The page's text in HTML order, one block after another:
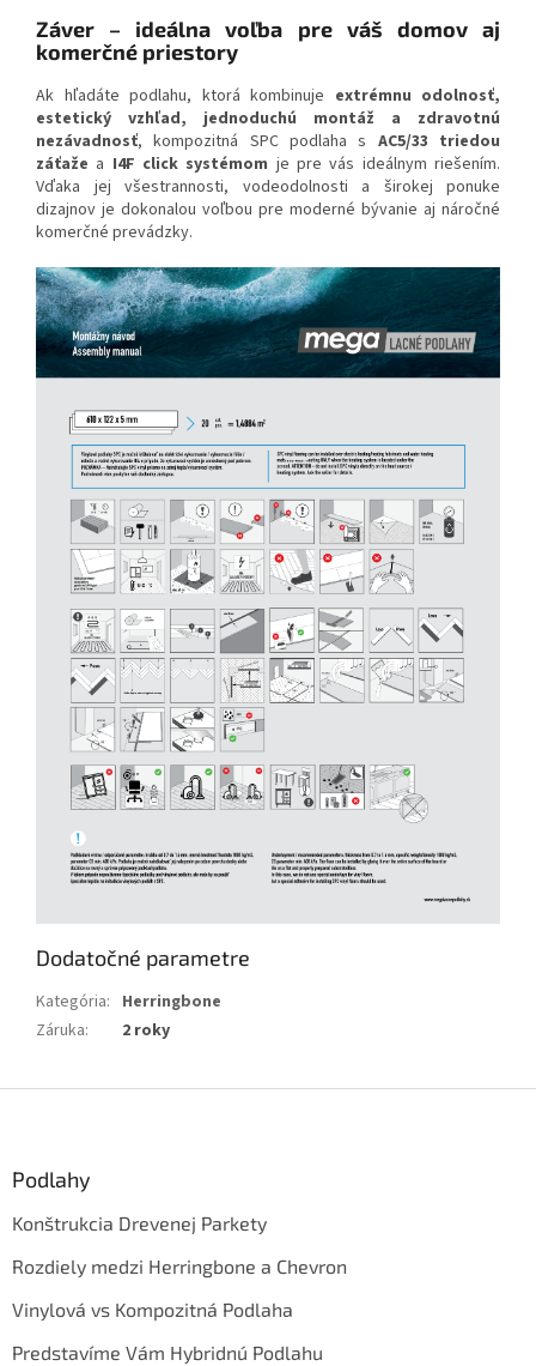
Záver – ideálna voľba pre váš domov aj
komerčné priestory
Ak hľadáte podlahu, ktorá kombinuje extrémnu odolnosť,
estetický vzhľad, jednoduchú montáž a zdravotnú
nezávadnosť, kompozitná SPC podlaha s AC5/33 triedou
záťaže a I4F click systémom je pre vás ideálnym riešením.
Vďaka jej všestrannosti, vodeodolnosti a širokej ponuke
dizajnov je dokonalou voľbou pre moderné bývanie aj náročné
komerčné prevádzky.
Dodatočné parametre
Kategória: Herringbone
Záruka: 2 roky
Podlahy
Konštrukcia Drevenej Parkety
Rozdiely medzi Herringbone a Chevron
Vinylová vs Kompozitná Podlaha
Predstavíme Vám Hybridnú Podlahu